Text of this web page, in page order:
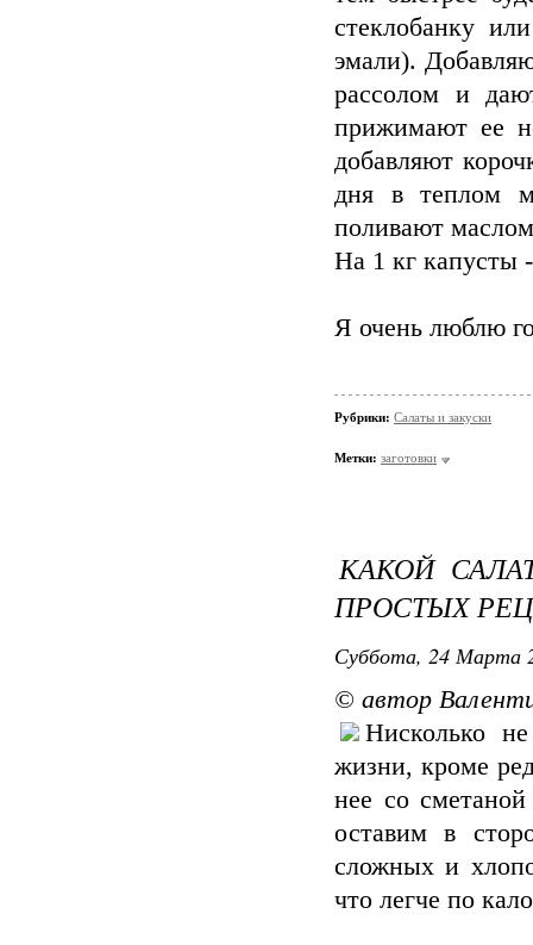
стеклобанку
эмали).
рассолом и
прижимают ее
добавляют
дня в теплом
поливают
На 1 кг капусты
Я очень люблю
Рубрики: Салаты и закуски
Метки: заготовки
КАКОЙ
ПРОСТЫХ
Суббота, 24 Марта
© автор
Нисколько
жизни, кроме
нее со
оставим в
сложных и
что легче по